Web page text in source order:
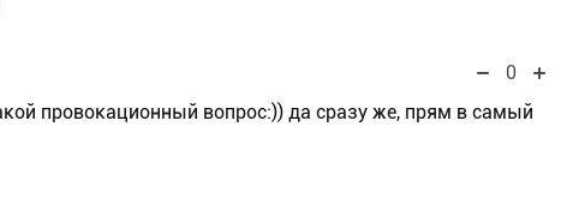
0
провокационный вопрос:)) да сразу же, прям в самый